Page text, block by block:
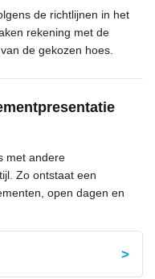
de richtlijnen in het
rekening met de
de gekozen hoes.
met andere
Zo ontstaat een
open dagen en